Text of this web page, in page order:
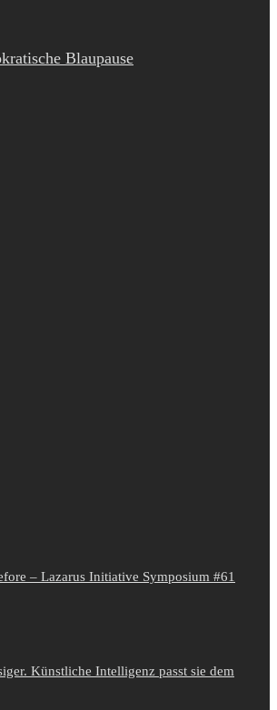
Blaupause
– Lazarus Initiative Symposium #61
Künstliche Intelligenz passt sie dem